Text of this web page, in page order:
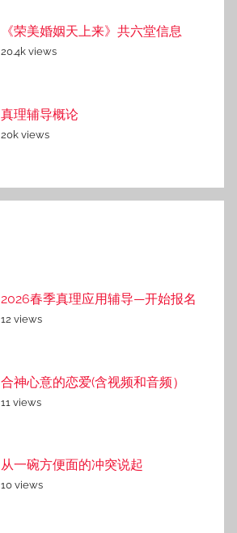
《荣美婚姻天上来》共六堂信息
20.4k views
真理辅导概论
20k views
2026春季真理应用辅导—开始报名
12 views
合神心意的恋爱(含视频和音频）
11 views
从一碗方便面的冲突说起
10 views